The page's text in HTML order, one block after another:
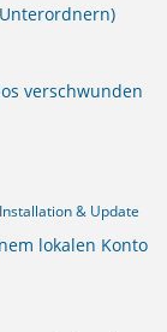
verschwunden
& Update
lokalen Konto